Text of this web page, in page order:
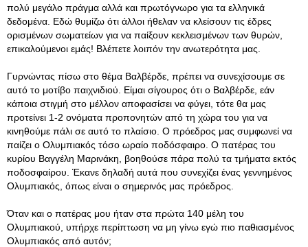
πολύ μεγάλο πράγμα αλλά και πρωτόγνωρο για τα ελληνικά
δεδομένα. Εδώ θυμίζω ότι άλλοι ήθελαν να κλείσουν τις έδρες
ορισμένων σωματείων για να παίξουν κεκλεισμένων των θυρών,
επικαλούμενοι εμάς! Βλέπετε λοιπόν την ανωτερότητα μας.
Γυρνώντας πίσω στο θέμα Βαλβέρδε, πρέπει να συνεχίσουμε σε
αυτό το μοτίβο παιχνιδιού. Είμαι σίγουρος ότι ο Βαλβέρδε, εάν
κάποια στιγμή στο μέλλον αποφασίσει να φύγει, τότε θα μας
προτείνει 1-2 ονόματα προπονητών από τη χώρα του για να
κινηθούμε πάλι σε αυτό το πλαίσιο. Ο πρόεδρος μας συμφωνεί να
παίζει ο Ολυμπιακός τόσο ωραίο ποδόσφαιρο. Ο πατέρας του
κυρίου Βαγγέλη Μαρινάκη, βοηθούσε πάρα πολύ τα τμήματα εκτός
ποδοσφαίρου. Έκανε δηλαδή αυτά που συνεχίζει ένας γεννημένος
Ολυμπιακός, όπως είναι ο σημερινός μας πρόεδρος.
Όταν και ο πατέρας μου ήταν στα πρώτα 140 μέλη του
Ολυμπιακού, υπήρχε περίπτωση να μη γίνω εγώ πιο παθιασμένος
Ολυμπιακός από αυτόν;